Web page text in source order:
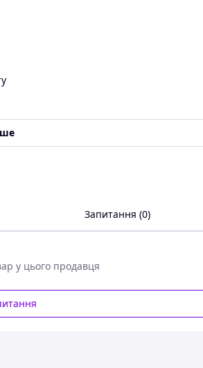
— універсальна станція
імпульсний зарядний пристрій та
зниження зношування, високу
Запитання (0)
у цього продавця